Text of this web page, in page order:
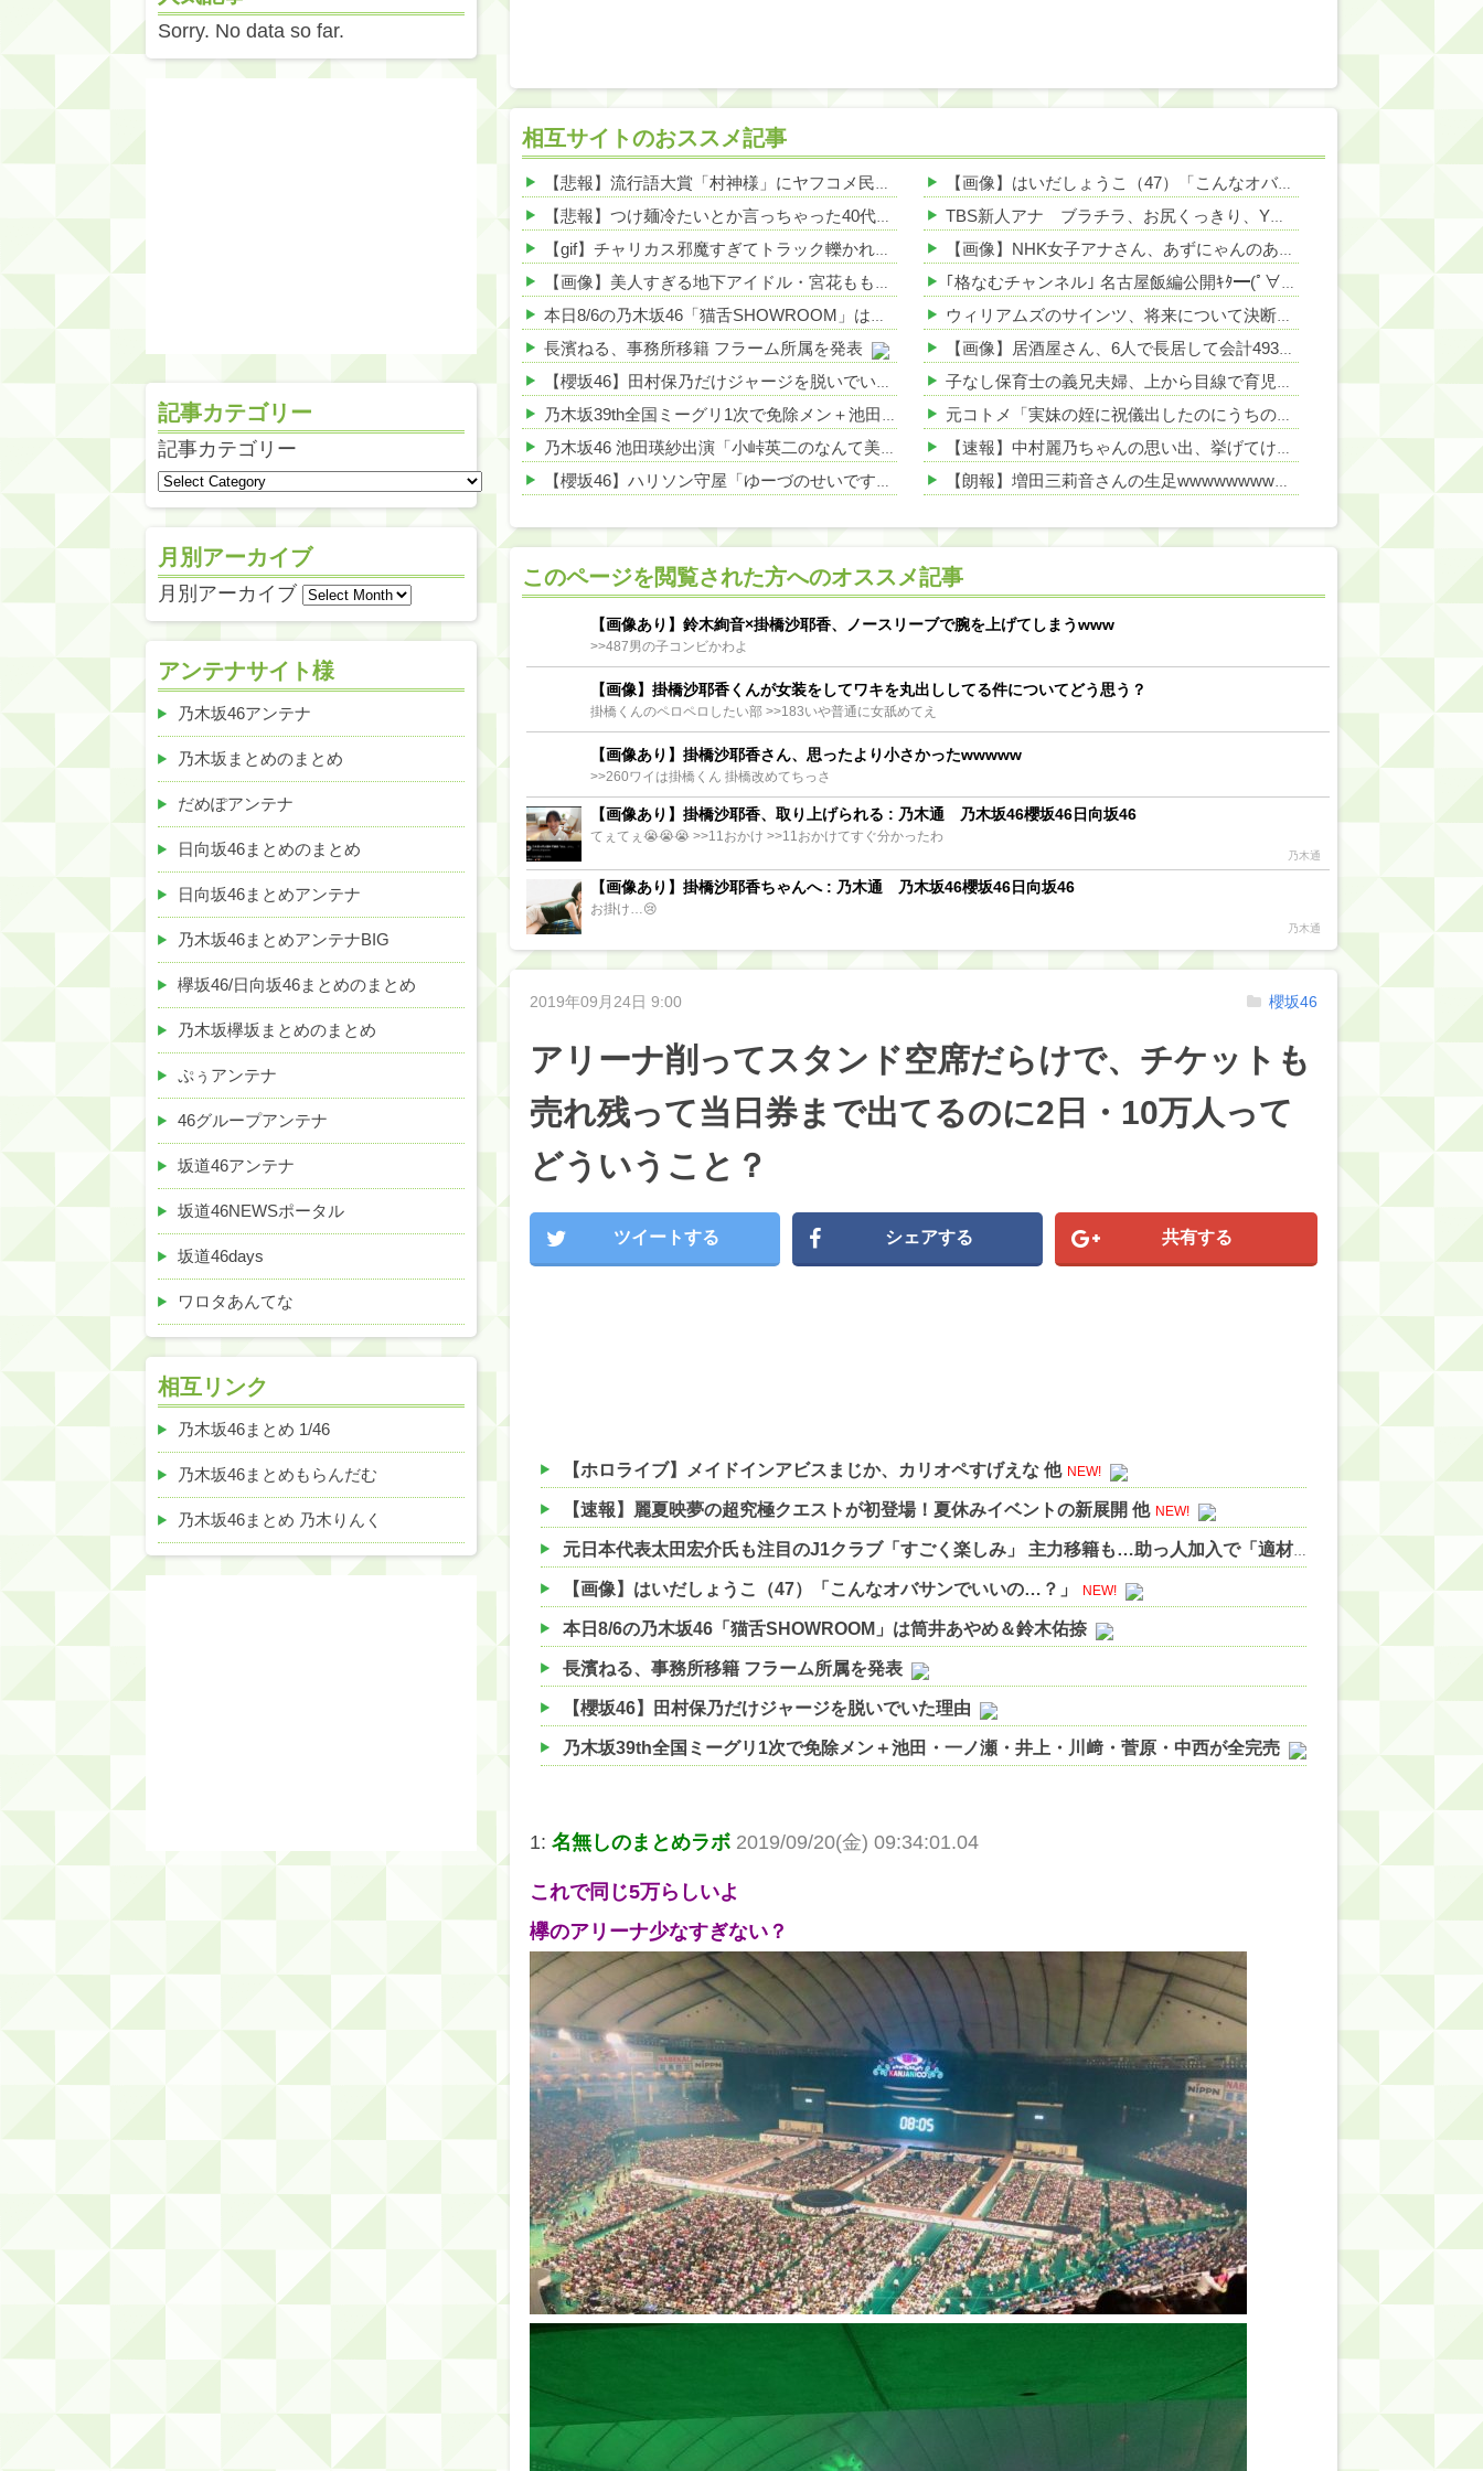
相互サイトのおススメ記事
【悲報】流行語大賞「村神様」にヤフコメ民ブチ切れｗｗｗｗ 他 NEW!
【悲報】つけ麺冷たいとか言っちゃった40代おっさん、暴行で私人逮捕されるｗｗｗｗ 他 NEW!
【gif】チャリカス邪魔すぎてトラック轢かれそうｗｗｗｗｗ 他 NEW!
【画像】美人すぎる地下アイドル・宮花ももちゃん、高すぎるスペックがこちらｗｗｗｗ 他 NEW!
本日8/6の乃木坂46「猫舌SHOWROOM」は筒井あやめ＆鈴木佑捺
長濱ねる、事務所移籍 フラーム所属を発表
【櫻坂46】田村保乃だけジャージを脱いでいた理由
乃木坂39th全国ミーグリ1次で免除メン＋池田・一ノ瀬・井上・川﨑・菅原・中西が全完売
乃木坂46 池田瑛紗出演「小峠英二のなんて美だ！」テーマ：徳川家康【2025.8.5 24:00〜 TOKYO MX】
【櫻坂46】ハリソン守屋「ゆーづのせいです」【ラヴィット!】
【日向坂46】この月、何かあるのか！？『お願いバッハ！』ミーグリ日程がこちら
Powered by livedoor 相互RSS
【画像】はいだしょうこ（47）「こんなオバサンでいいの…？」
TBS新人アナ ブラチラ、お尻くっきり、Y字開脚！！
【画像】NHK女子アナさん、あずにゃんのあずにゃんが張ってしまう
｢格なむチャンネル｣ 名古屋飯編公開ｷﾀ━(ﾟ∀ﾟ)━!【乃木坂46】 NEW!
ウィリアムズのサインツ、将来について決断できず「分からない」「いつまでに決めるのかも言えない」
【画像】居酒屋さん、6人で長居して会計4939円しか使わない客にお気持ち表明してしまう←コレどっちが悪いんや？？？？？？
子なし保育士の義兄夫婦、上から目線で育児アドバイスされる日々に限界！「この時期は知育おもちゃが〜」と理想論を語り、義父母も「頼れ頼れ」とウザすぎる・・・
元コトメ「実妹の姪に祝儀出したのにうちの娘には出さないの!?差別だ100万出せ！」→断ったら我が家に侵入して1000万相当の宝飾品を泥＆夫の形見を破壊！
【速報】中村麗乃ちゃんの思い出、挙げてけwwwwwwwwwww
【朗報】増田三莉音さんの生足wwwwwwwwwwww
乃木坂46『オリコン上半期SG1位獲得!!』←もうこれ今が全盛期だろwwwwww
Powered by livedoor 相互RSS
このページを閲覧された方へのオススメ記事
【画像あり】鈴木絢音×掛橋沙耶香、ノースリーブで腕を上げてしまうwww
>>487男の子コンビかわよ
【画像】掛橋沙耶香くんが女装をしてワキを丸出ししてる件についてどう思う？
掛橋くんのペロペロしたい部 >>183いや普通に女舐めてえ
【画像あり】掛橋沙耶香さん、思ったより小さかったwwwww
>>260ワイは掛橋くん 掛橋改めてちっさ
【画像あり】掛橋沙耶香、取り上げられる : 乃木通 乃木坂46櫻坂46日向坂46
てぇてぇ😭😭😭 >>11おかけ >>11おかけてすぐ分かったわ
乃木通
【画像あり】掛橋沙耶香ちゃんへ : 乃木通 乃木坂46櫻坂46日向坂46
お掛け…😢
乃木通
2019年09月24日 9:00
アリーナ削ってスタンド空席だらけで、チケットも
売れ残って当日券まで出てるのに2日・10万人って
どういうこと？
櫻坂46
ツイートする シェアする 共有する
【ホロライブ】メイドインアビスまじか、カリオペすげえな 他 NEW!
【速報】麗夏映夢の超究極クエストが初登場！夏休みイベントの新展開 他 NEW!
元日本代表太田宏介氏も注目のJ1クラブ「すごく楽しみ」 主力移籍も…助っ人加入で「適材適所の見事な補強」 他
【画像】はいだしょうこ（47）「こんなオバサンでいいの…？」 NEW!
本日8/6の乃木坂46「猫舌SHOWROOM」は筒井あやめ＆鈴木佑捺
長濱ねる、事務所移籍 フラーム所属を発表
【櫻坂46】田村保乃だけジャージを脱いでいた理由
乃木坂39th全国ミーグリ1次で免除メン＋池田・一ノ瀬・井上・川﨑・菅原・中西が全完売
【櫻坂46】ミーグリで喧嘩！？山下瞳月、これはマジギレしてる
【速報】中村麗乃ちゃんの思い出、挙げてけwwwwwwwwwww
【朗報】増田三莉音さんの生足wwwwwwwwwwww
【朗報】増田三莉音さんの生足wwwwwwwwwwww
【川﨑桜】まあ、でも筑駒は断れないだろ？
筒井あやめ、アレをチラリ。こういう偶然の方が官能的だよな？
Powered by livedoor 相互RSS
1: 名無しのまとめラボ 2019/09/20(金) 09:34:01.04
これで同じ5万らしいよ
欅のアリーナ少なすぎない？
Sorry. No data so far.
記事カテゴリー
記事カテゴリー
月別アーカイブ
月別アーカイブ
アンテナサイト様
乃木坂46アンテナ
乃木坂まとめのまとめ
だめぽアンテナ
日向坂46まとめのまとめ
日向坂46まとめアンテナ
乃木坂46まとめアンテナBIG
欅坂46/日向坂46まとめのまとめ
乃木坂欅坂まとめのまとめ
ぷぅアンテナ
46グループアンテナ
坂道46アンテナ
坂道46NEWSポータル
坂道46days
ワロタあんてな
相互リンク
乃木坂46まとめ 1/46
乃木坂46まとめもらんだむ
乃木坂46まとめ 乃木りんく